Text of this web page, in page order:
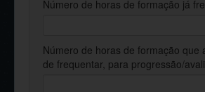
Número de horas de formação já
Número de horas de formação que
de frequentar, para progressão/